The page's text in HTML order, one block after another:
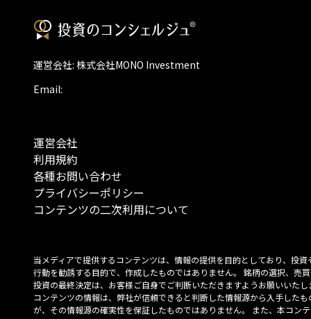
運営会社: 株式会社MONO Investment
Email:
運営会社
利用規約
各種お問い合わせ
プライバシーポリシー
コンテンツの二次利用について
当メディアで提供するコンテンツは、情報の提供を目的としており、投資
行動を勧誘する目的で、作成したものではありません。 銘柄の選択、売
投資の最終決定は、お客様ご自身でご判断いただきますようお願いいたし
コンテンツの情報は、弊社が信頼できると判断した情報源から入手したも
が、その情報源の確実性を保証したものではありません。 また、本コン